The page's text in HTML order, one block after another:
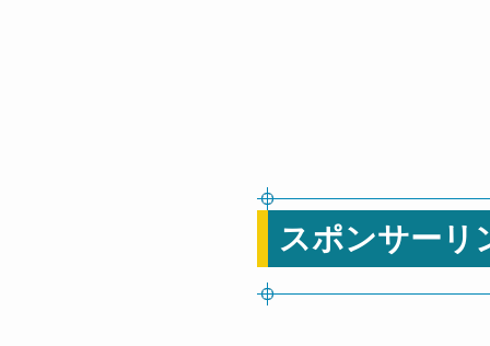
スポンサーリ